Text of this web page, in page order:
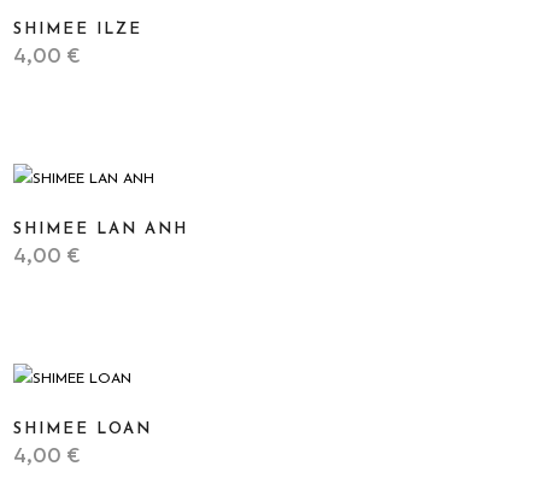
SHIMEE ILZE
4,00 €
SHIMEE LAN ANH
4,00 €
SHIMEE LOAN
4,00 €